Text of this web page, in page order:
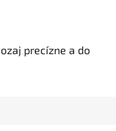
precízne a do